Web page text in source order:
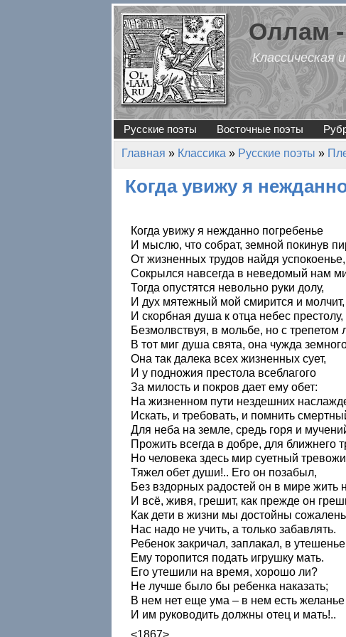
Перейти к основному содержанию
Оллам
Классическая
Русские поэты Восточные поэты
Вы здесь
Главная » Классика » Русские поэты »
Когда увижу я
Когда увижу я нежданно погребенье
И мыслю, что собрат, земной покинув
От жизненных трудов найдя успокоенье,
Сокрылся навсегда в неведомый нам
Тогда опустятся невольно руки долу,
И дух мятежный мой смирится и молчит,
И скорбная душа к отца небес престолу,
Безмолвствуя, в мольбе, но с трепетом
В тот миг душа свята, она чужда
Она так далека всех жизненных сует,
И у подножия престола всеблагого
За милость и покров дает ему обет:
На жизненном пути нездешних
Искать, и требовать, и помнить
Для неба на земле, средь горя и
Прожить всегда в добре, для ближнего
Но человека здесь мир суетный
Тяжел обет души!.. Его он позабыл,
Без вздорных радостей он в мире жить
И всё, живя, грешит, как прежде он
Как дети в жизни мы достойны
Нас надо не учить, а только забавлять.
Ребенок закричал, заплакал, в утешенье
Ему торопится подать игрушку мать.
Его утешили на время, хорошо ли?
Не лучше было бы ребенка наказать;
В нем нет еще ума – в нем есть
И им руководить должны отец и мать!..
<1867>